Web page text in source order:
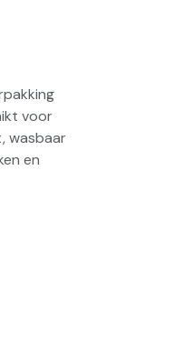
voor
wasbaar
en